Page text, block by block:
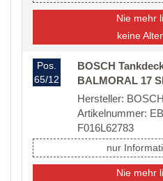
Nie mehr
keine
Pos.
65/12
BOSCH
BALMORAL 17
Hersteller: BOSCH
Artikelnummer:
F016L62783
nur
Nie mehr